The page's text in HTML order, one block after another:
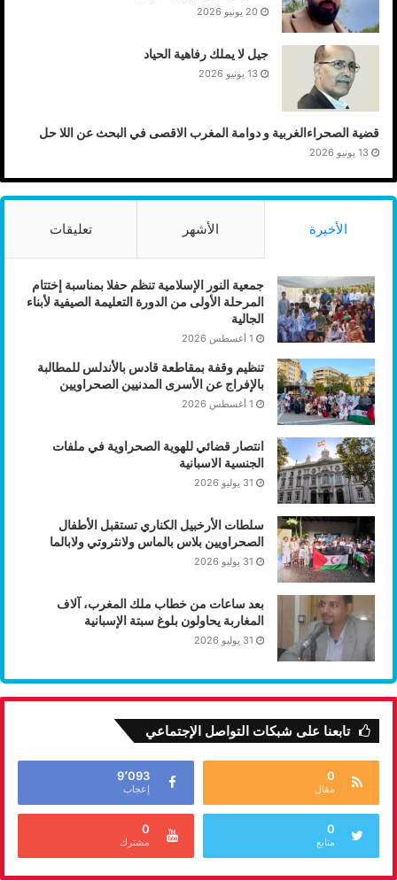
20 يونيو 2026
جيل لا يملك رفاهية الحياد
13 يونيو 2026
قضية الصحراءالغربية و دوامة المغرب الاقصى في البحث عن اللا حل
13 يونيو 2026
الأخيرة الأشهر تعليقات
جمعية النور الإسلامية تنظم حفلا بمناسبة إختتام
المرحلة الأولى من الدورة التعليمة الصيفية لأبناء
الجالية
1 أغسطس 2026
تنظيم وقفة بمقاطعة قادس بالأندلس للمطالبة
بالإفراج عن الأسرى المدنيين الصحراويين
1 أغسطس 2026
انتصار قضائي للهوية الصحراوية في ملفات
الجنسية الاسبانية
31 يوليو 2026
سلطات الأرخبيل الكناري تستقبل الأطفال
الصحراويين بلاس بالماس ولانثروتي ولابالما
31 يوليو 2026
بعد ساعات من خطاب ملك المغرب، آلاف
المغاربة يحاولون بلوغ سبتة الإسبانية
31 يوليو 2026
تابعنا على شبكات التواصل الإجتماعي
0
مقال
9٬093
إعجاب
0
متابع
0
مشترك